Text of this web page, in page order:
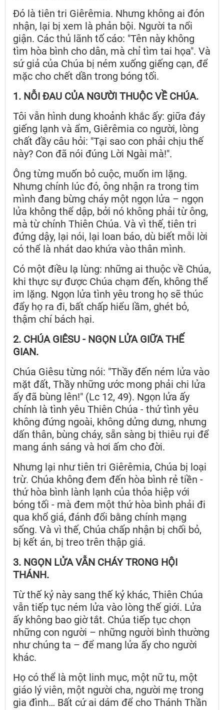
Đó là tiên tri Giêrêmia. Nhưng không ai đón
nhận, lại bị xem là phản bội. Người ta nổi
giận. Các thủ lãnh tố cáo: "Tên này không
tìm hòa bình cho dân, mà chỉ tìm tai họa". Và
sứ giả của Chúa bị ném xuống giếng cạn, để
mặc cho chết dần trong bóng tối.
1. NỖI ĐAU CỦA NGƯỜI THUỘC VỀ CHÚA.
Tôi vẫn hình dung khoảnh khắc ấy: giữa đáy
giếng lạnh và ẩm, Giêrêmia co người, lòng
chất đầy câu hỏi: "Tại sao con phải chịu thế
này? Con đã nói đúng Lời Ngài mà!".
Ông từng muốn bỏ cuộc, muốn im lặng.
Nhưng chính lúc đó, ông nhận ra trong tim
mình đang bừng cháy một ngọn lửa – ngọn
lửa không thể dập, bởi nó không phải từ ông,
mà từ chính Thiên Chúa. Và vì thế, tiên tri
đứng dậy, lại nói, lại loan báo, dù biết mỗi lời
có thể là nhát dao khứa vào thân mình.
Có một điều lạ lùng: những ai thuộc về Chúa,
khi thực sự được Chúa chạm đến, không thể
im lặng. Ngọn lửa tình yêu trong họ sẽ thúc
đẩy họ ra đi, bất chấp hiểu lầm, ghét bỏ,
thậm chí bách hại.
2. CHÚA GIÊSU - NGỌN LỬA GIỮA THẾ
GIAN.
Chúa Giêsu từng nói: "Thầy đến ném lửa vào
mặt đất, Thầy những ước mong phải chi lửa
ấy đã bùng lên!" (Lc 12, 49). Ngọn lửa ấy
chính là tình yêu Thiên Chúa - thứ tình yêu
không đứng ngoài, không dửng dưng, nhưng
dấn thân, bùng cháy, sẵn sàng bị thiêu rụi để
mang ánh sáng và hơi ấm cho đời.
Nhưng lại như tiên tri Giêrêmia, Chúa bị loại
trừ. Chúa không đem đến hòa bình rẻ tiền -
thứ hòa bình lành lạnh của thỏa hiệp với
bóng tối - mà đem một thứ hòa bình phải đi
qua khổ giá, đánh đổi bằng chính mạng
sống. Và vì thế, Chúa chấp nhận bị chối bỏ,
bị kết án, bị treo trên thập giá.
3. NGỌN LỬA VẪN CHÁY TRONG HỘI
THÁNH.
Từ thế kỷ này sang thế kỷ khác, Thiên Chúa
vẫn tiếp tục ném lửa vào lòng thế giới. Lửa
ấy không bao giờ tắt. Chúa tiếp tục chọn
những con người – những người bình thường
như chúng ta – để mang lửa ấy cho người
khác.
Họ có thể là một linh mục, một nữ tu, một
giáo lý viên, một người cha, người mẹ trong
gia đình… Bất cứ ai dám để cho Thánh Thần